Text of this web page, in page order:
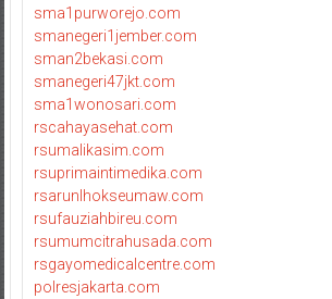
sma1purworejo.com
smanegeri1jember.com
sman2bekasi.com
smanegeri47jkt.com
sma1wonosari.com
rscahayasehat.com
rsumalikasim.com
rsuprimaintimedika.com
rsarunlhokseumaw.com
rsufauziahbireu.com
rsumumcitrahusada.com
rsgayomedicalcentre.com
polresjakarta.com